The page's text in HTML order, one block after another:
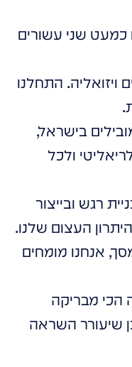
שני עשורים
ויזואליה. התחלנו
בישראל,
ולכל
רגש ובייצור
העצום שלנו.
אנחנו מומחים
הכי מבריקה
שיעורר השראה